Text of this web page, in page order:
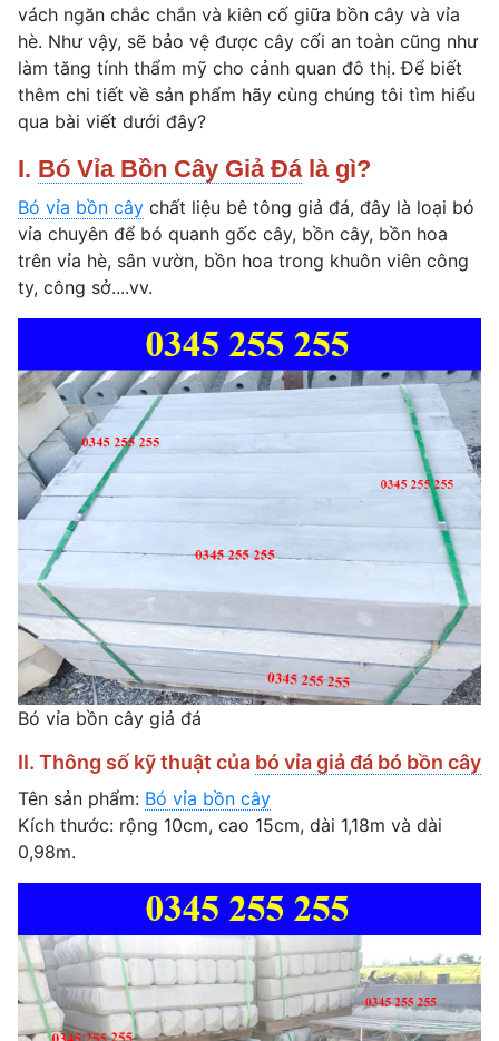
vách ngăn chắc chắn và kiên cố giữa bồn cây và vỉa
hè. Như vậy, sẽ bảo vệ được cây cối an toàn cũng như
làm tăng tính thẩm mỹ cho cảnh quan đô thị. Để biết
thêm chi tiết về sản phẩm hãy cùng chúng tôi tìm hiểu
qua bài viết dưới đây?
I. Bó Vỉa Bồn Cây Giả Đálà gì?
Bó vỉa bồn cây chất liệu bê tông giả đá, đây là loại bó
vỉa chuyên để bó quanh gốc cây, bồn cây, bồn hoa
trên vỉa hè, sân vườn, bồn hoa trong khuôn viên công
ty, công sở....vv.
Bó vỉa bồn cây giả đá
II. Thông số kỹ thuật của bó vỉa giả đá bó bồn cây
Tên sản phẩm: Bó vỉa bồn cây
Kích thước: rộng 10cm, cao 15cm, dài 1,18m và dài
0,98m.